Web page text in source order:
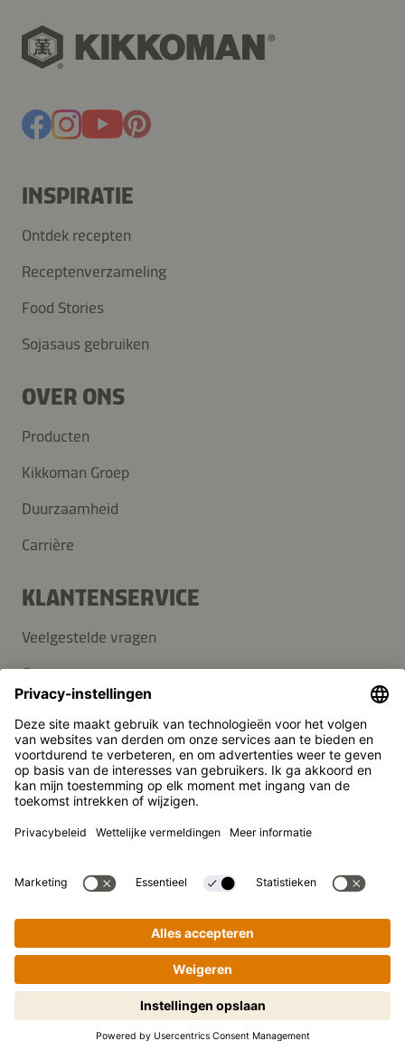
Stapsgewijs koken gemakkelijk
gemaakt! Tik om te starten.
INSPIRATIE
Ontdek recepten
Receptenverzameling
Food Stories
Sojasaus gebruiken
OVER ONS
Producten
Kikkoman Groep
Duurzaamheid
Carrière
KLANTENSERVICE
Veelgestelde vragen
Contact
Pers
Kikkoman is een geregistreerd handelsmerk van Kikkoman
Corporation, Japan.
Theodorstraße 180, 40472 Düsseldorf, Germany
Opgenomen in het handelsregister bij het kantongerecht
Privacy-instellingen
Wettelijke kennisgeving
Gegevensbescherming